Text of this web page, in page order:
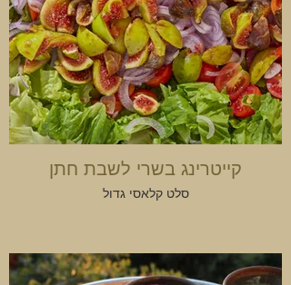
קייטרינג בשרי לשבת חתן
סלט קלאסי גדול